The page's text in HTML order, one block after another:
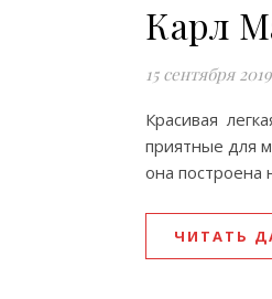
Карл
15 сентября 2019
Красивая
приятные для
она
ЧИТАТЬ